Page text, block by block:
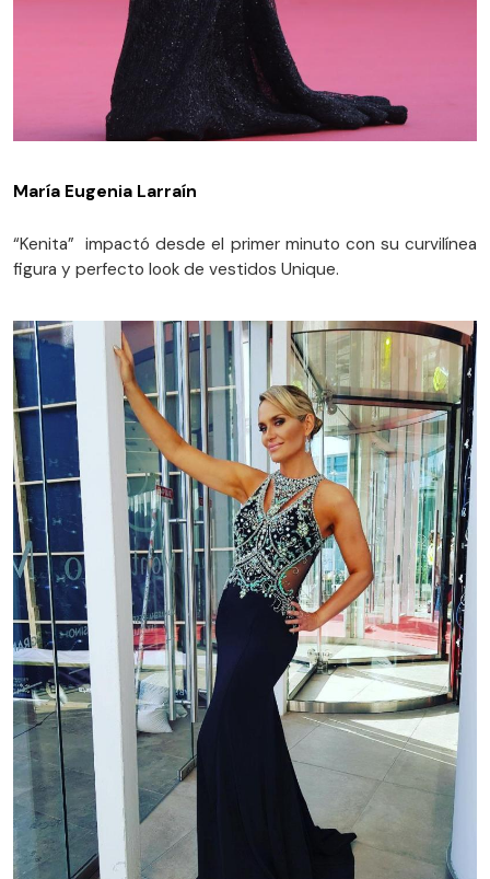
María Eugenia Larraín
“Kenita” impactó desde el primer minuto con su curvilínea
figura y perfecto look de vestidos Unique.